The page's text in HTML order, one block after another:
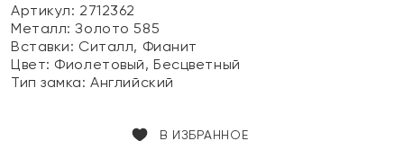
Артикул: 2712362
Металл:Золото 585
Вставки: Ситалл, Фианит
Цвет: Фиолетовый, Бесцветный
Тип замка:Английский
В ИЗБРАННОЕ